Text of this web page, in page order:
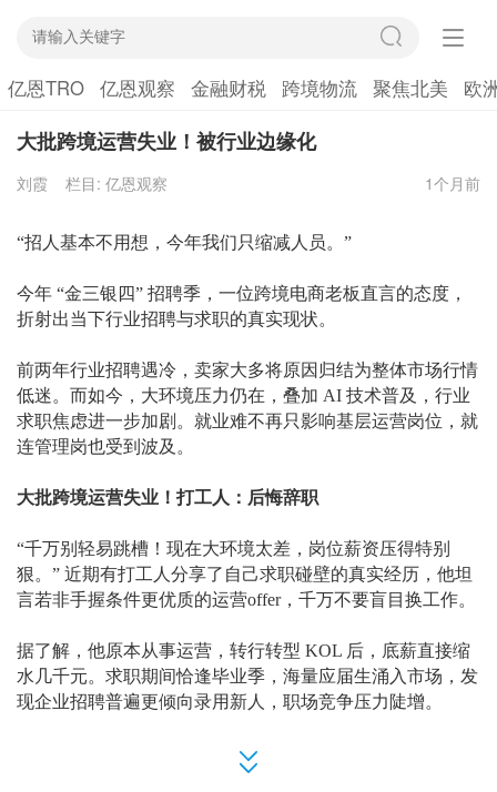
亿恩TRO 亿恩观察 金融财税 跨境物流 聚焦北美 欧
大批跨境运营失业！被行业边缘化
刘霞 栏目: 亿恩观察 1个月前
“招人基本不用想，今年我们只缩减人员。”
今年 “金三银四” 招聘季，一位跨境电商老板直言的态度，
折射出当下行业招聘与求职的真实现状。
前两年行业招聘遇冷，卖家大多将原因归结为整体市场行情
低迷。而如今，大环境压力仍在，叠加 AI 技术普及，行业
求职焦虑进一步加剧。就业难不再只影响基层运营岗位，就
连管理岗也受到波及。
大批跨境运营失业！打工人：后悔辞职
“千万别轻易跳槽！现在大环境太差，岗位薪资压得特别
狠。” 近期有打工人分享了自己求职碰壁的真实经历，他坦
言若非手握条件更优质的运营offer，千万不要盲目换工作。
据了解，他原本从事运营，转行转型 KOL 后，底薪直接缩
水几千元。求职期间恰逢毕业季，海量应届生涌入市场，发
现企业招聘普遍更倾向录用新人，职场竞争压力陡增。
运营小张也坦言当下求职难度极大，足足投递面试数月才敲
定工作。如今各行各业招人都硬性要求垂直赛道经验，门槛